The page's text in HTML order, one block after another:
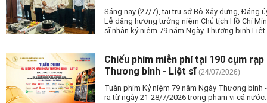
Sáng nay (27/7), tại trụ sở Bộ Xây dựng, Đảng
Lễ dâng hương tưởng niệm Chủ tịch Hồ Chí
sĩ nhân kỷ niệm 79 năm Ngày Thương binh Liệt
Chiếu phim miễn phí tại 190 cụm
Thương binh - Liệt sĩ (24/07/2026)
Tuần phim Kỷ niệm 79 năm Ngày Thương
ra từ ngày 21-28/7/2026 trong phạm vi cả nước.